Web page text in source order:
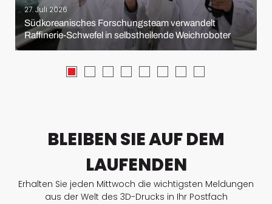
27. Juli 2026
Südkoreanisches Forschungsteam verwandelt
Raffinerie-Schwefel in selbstheilende Weichroboter
BLEIBEN SIE AUF DEM
LAUFENDEN
Erhalten Sie jeden Mittwoch die wichtigsten Meldungen
aus der Welt des 3D-Drucks in Ihr Postfach